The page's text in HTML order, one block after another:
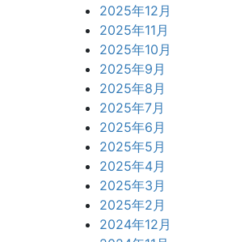
2025年12月
2025年11月
2025年10月
2025年9月
2025年8月
2025年7月
2025年6月
2025年5月
2025年4月
2025年3月
2025年2月
2024年12月